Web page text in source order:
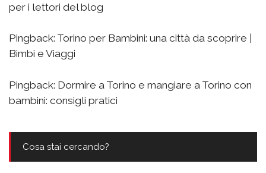
per i lettori del blog
Pingback: Torino per Bambini: una città da scoprire |
Bimbi e Viaggi
Pingback: Dormire a Torino e mangiare a Torino con
bambini: consigli pratici
Cosa stai cercando?